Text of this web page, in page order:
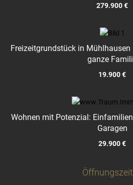
279.900 €
Freizeitgrundstück in
ganze
19.900 €
Wohnen mit Potenzial:
Garagen
29.900 €